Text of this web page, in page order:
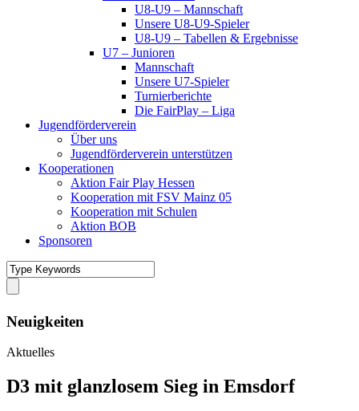
U8-U9 – Mannschaft
Unsere U8-U9-Spieler
U8-U9 – Tabellen & Ergebnisse
U7 – Junioren
Mannschaft
Unsere U7-Spieler
Turnierberichte
Die FairPlay – Liga
Jugendförderverein
Über uns
Jugendförderverein unterstützen
Kooperationen
Aktion Fair Play Hessen
Kooperation mit FSV Mainz 05
Kooperation mit Schulen
Aktion BOB
Sponsoren
Neuigkeiten
Aktuelles
D3 mit glanzlosem Sieg in Emsdorf